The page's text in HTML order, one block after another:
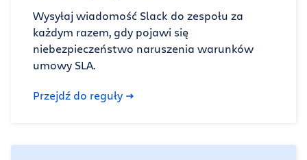
Wysyłaj wiadomość Slack do zespołu za
każdym razem, gdy pojawi się
niebezpieczeństwo naruszenia warunków
umowy SLA.
Przejdź do reguły